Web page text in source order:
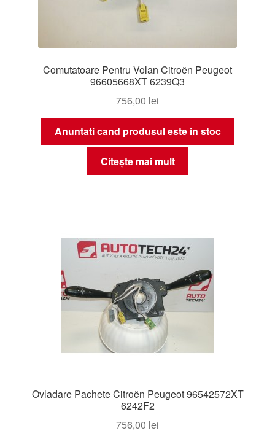
Comutatoare Pentru Volan Citroën Peugeot
96605668XT 6239Q3
756,00 lei
Anuntati cand produsul este in stoc
Citește mai mult
Ovladare Pachete Citroën Peugeot 96542572XT
6242F2
756,00 lei